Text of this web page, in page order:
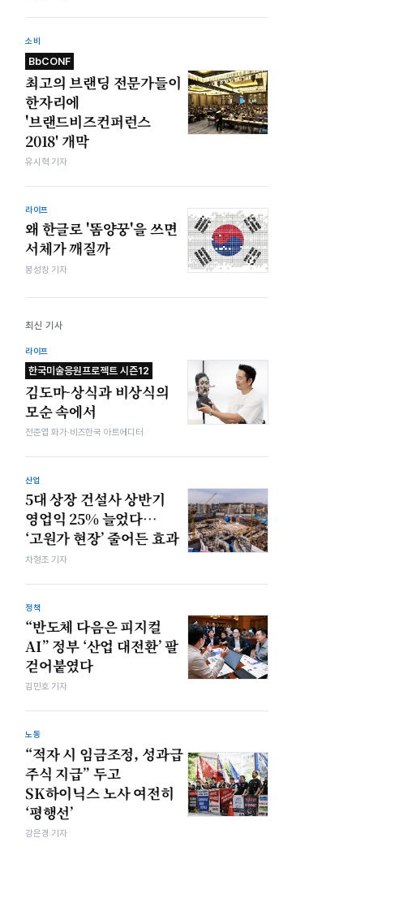
소비
BbCONF
최고의 브랜딩 전문가들이
한자리에
'브랜드비즈컨퍼런스
2018' 개막
유시혁 기자
라이프
왜 한글로 '똠양꿍'을 쓰면
서체가 깨질까
봉성창 기자
최신 기사
라이프
한국미술응원프로젝트 시즌12
김도마-상식과 비상식의
모순 속에서
전준엽 화가·비즈한국 아트에디터
산업
5대 상장 건설사 상반기
영업익 25% 늘었다…
‘고원가 현장’ 줄어든 효과
차형조 기자
정책
“반도체 다음은 피지컬
AI” 정부 ‘산업 대전환’ 팔
걷어붙였다
김민호 기자
노동
“적자 시 임금조정, 성과급
주식 지급” 두고
SK하이닉스 노사 여전히
‘평행선’
강은경 기자